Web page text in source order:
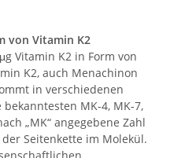
von Vitamin K2
Vitamin K2 in Form von
K2, auch Menachinon
in verschiedenen
MK-4, MK-7,
„MK“ angegebene Zahl
Seitenkette im Molekül.